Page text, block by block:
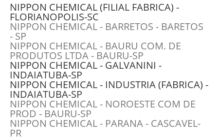
NIPPON CHEMICAL (FILIAL FABRICA) -
FLORIANOPOLIS-SC
NIPPON CHEMICAL - BARRETOS - BARETOS
- SP
NIPPON CHEMICAL - BAURU COM. DE
PRODUTOS LTDA - BAURU-SP
NIPPON CHEMICAL - GALVANINI -
INDAIATUBA-SP
NIPPON CHEMICAL - INDUSTRIA (FABRICA) -
INDAIATUBA-SP
NIPPON CHEMICAL - NOROESTE COM DE
PROD - BAURU-SP
NIPPON CHEMICAL - PARANA - CASCAVEL-
PR